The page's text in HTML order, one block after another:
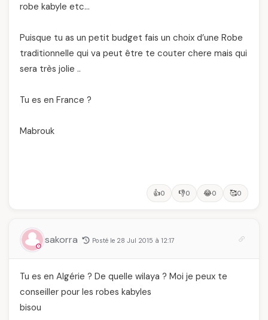
robe kabyle etc…
Puisque tu as un petit budget fais un choix d’une Robe
traditionnelle qui va peut être te couter chere mais qui
sera très jolie ..
Tu es en France ?
Mabrouk
👍0 👎0 😂0 🥰0
sakorra Posté le 28 Jul 2015 à 12:17
Tu es en Algérie ? De quelle wilaya ? Moi je peux te
conseiller pour les robes kabyles
bisou